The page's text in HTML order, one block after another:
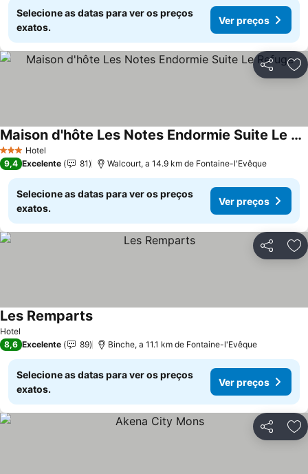
Selecione as datas para ver os preços
exatos.
Ver preços
Partilhar
3 EstrelasHotel
Maison d'hôte Les Notes Endormie Suite Le Refuge
Ver preços
9,4 Excelente 81 Walcourt, a 14.9 km de Fontaine-l'Evêque
Selecione as datas para ver os preços
exatos.
Ver preços
Partilhar
Hotel
Les RempartsVer preços
8,6 Excelente 89 Binche, a 11.1 km de Fontaine-l'Evêque
Selecione as datas para ver os preços
exatos.
Ver preços
Partilhar